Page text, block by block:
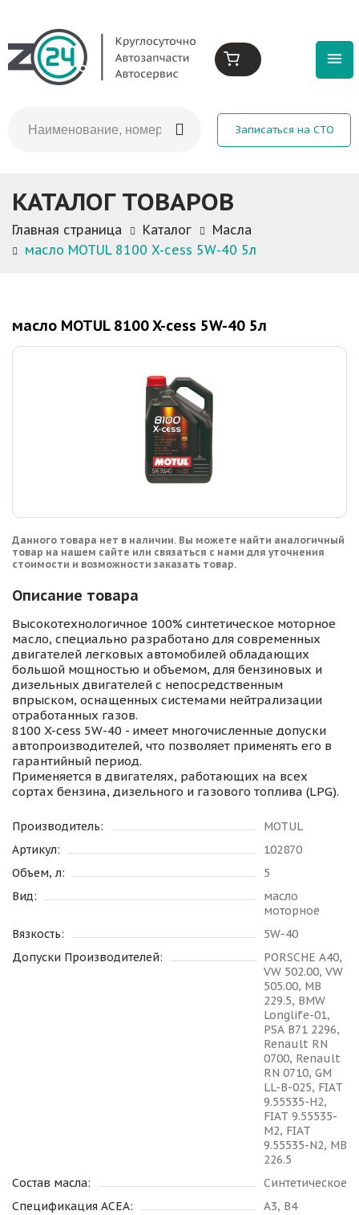
Записаться на СТО
КАТАЛОГ ТОВАРОВ
Главная страница Каталог
Масла
масло MOTUL 8100 X-cess 5W-40 5л
масло MOTUL 8100 X-cess 5W-40 5л
Данного товара нет в наличии. Вы можете найти аналогичный
товар на нашем сайте или связаться с нами для уточнения
стоимости и возможности заказать товар.
Описание товара
Высокотехнологичное 100% синтетическое моторное
масло, специально разработано для современных
двигателей легковых автомобилей обладающих
большой мощностью и объемом, для бензиновых и
дизельных двигателей с непосредственным
впрыском, оснащенных системами нейтрализации
отработанных газов.
8100 X-cess 5W-40 - имеет многочисленные допуски
автопроизводителей, что позволяет применять его в
гарантийный период.
Применяется в двигателях, работающих на всех
сортах бензина, дизельного и газового топлива (LPG).
Производитель:
MOTUL
Артикул:
102870
Объем, л:
5
Вид:
масло
моторное
Вязкость:
5W-40
Допуски Производителей:
PORSCHE A40,
VW 502.00, VW
505.00, MB
229.5, BMW
Longlife-01,
PSA B71 2296,
Renault RN
0700, Renault
RN 0710, GM
LL-B-025, FIAT
9.55535-H2,
FIAT 9.55535-
M2, FIAT
9.55535-N2, MB
226.5
Состав масла:
Синтетическое
Спецификация ACEA:
A3, B4